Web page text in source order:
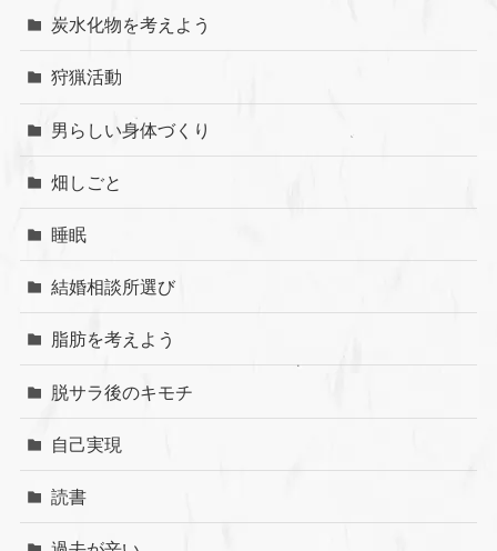
炭水化物を考えよう
狩猟活動
男らしい身体づくり
畑しごと
睡眠
結婚相談所選び
脂肪を考えよう
脱サラ後のキモチ
自己実現
読書